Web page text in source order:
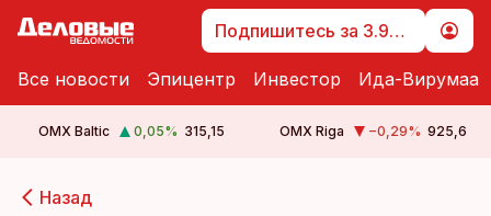
Подпишитесь за 3.99 €
Все новости Эпицентр Инвестор Ида-Вирумаа
OMX Baltic 0,05% 315,15 OMX Riga −0,29% 925,6
Назад